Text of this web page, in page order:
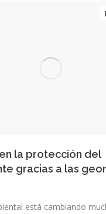
la protección del
gracias a las
está cambiando